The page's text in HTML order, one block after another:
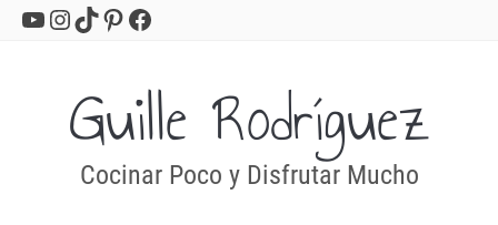
YouTube
Instagram
TikTok
Pinterest
Facebook
Guille Rodríguez
Cocinar Poco y Disfrutar Mucho